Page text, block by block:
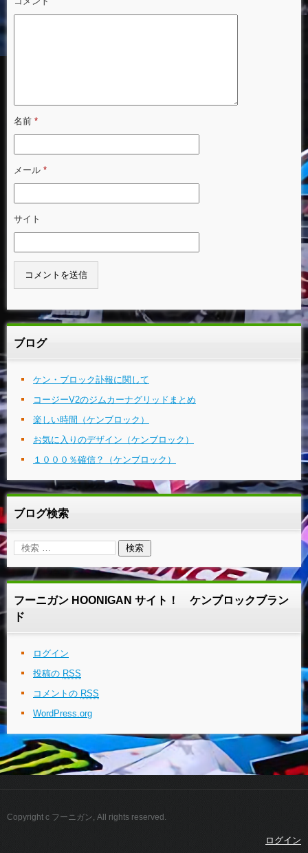
名前 *
メール *
サイト
ブログ
ケン・ブロック訃報に関して
コージーV2のジムカーナグリッドまとめ
楽しい時間（ケンブロック）
お気に入りのデザイン（ケンブロック）
１０００％確信？（ケンブロック）
ブログ検索
フーニガン HOONIGAN サイト！ ケンブロックブラン
ド
ログイン
投稿の RSS
コメントの RSS
WordPress.org
Copyright c フーニガン, All rights reserved.
ログイン